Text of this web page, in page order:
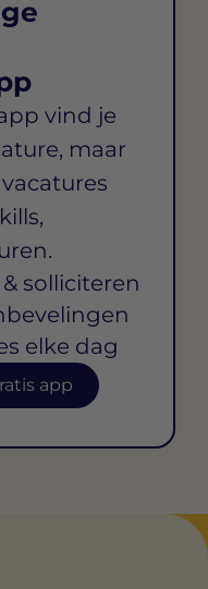
vind je
maar
solliciteren
elke dag
app